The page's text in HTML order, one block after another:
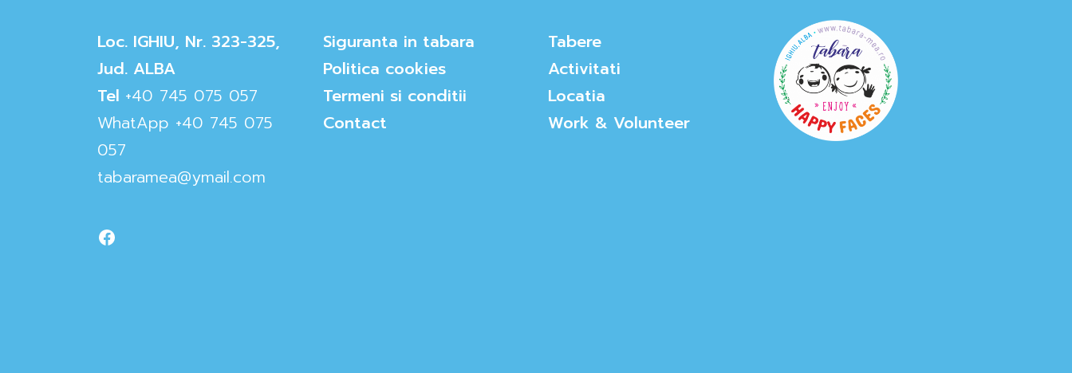
Loc. IGHIU, Nr. 323-325,
Jud. ALBA
Tel +40 745 075 057
WhatApp +40 745 075
057
tabaramea@ymail.com
Facebook
Siguranta in tabara
Politica cookies
Termeni si conditii
Contact
Tabere
Activitati
Locatia
Work & Volunteer